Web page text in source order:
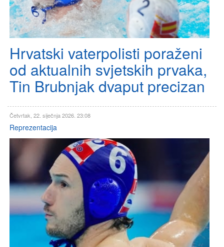
Hrvatski vaterpolisti poraženi
od aktualnih svjetskih prvaka,
Tin Brubnjak dvaput precizan
Četvrtak, 22. siječnja 2026. 23:08
Reprezentacija